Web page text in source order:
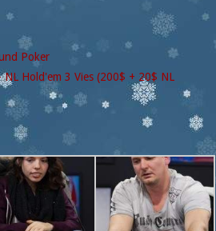
Poker
NL Hold'em 3 Vies (200$ + 20$ NL